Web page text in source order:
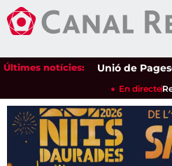
Últimes notícies:Unió de Pagesos
En directe